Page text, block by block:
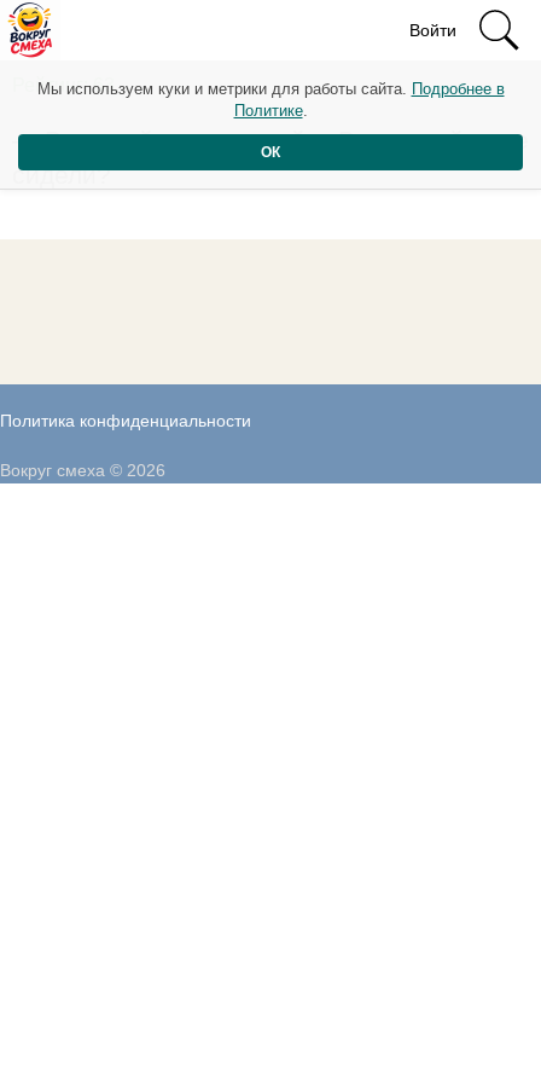
Войти
Рейтинг: 63
— Вы такой начитанный… Вы случайно не
сидели?
Политика конфиденциальности
Мы используем куки и метрики для работы сайта. Подробнее в
Политике.
ОК
Вокруг смеха © 2026